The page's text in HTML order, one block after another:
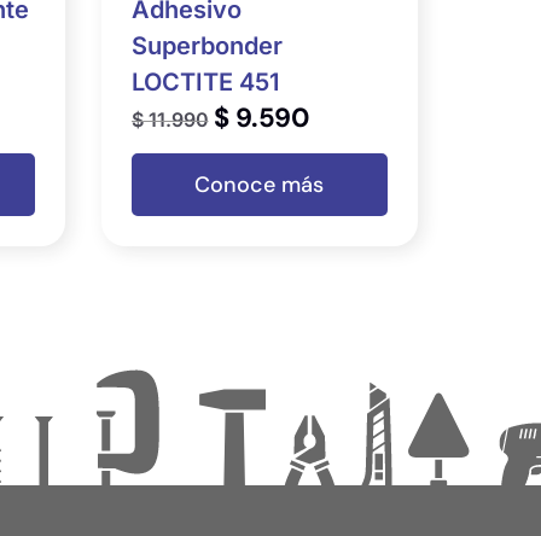
Adhesivo
Superbonder
LOCTITE 451
$11.990 $9.590
Conoce más